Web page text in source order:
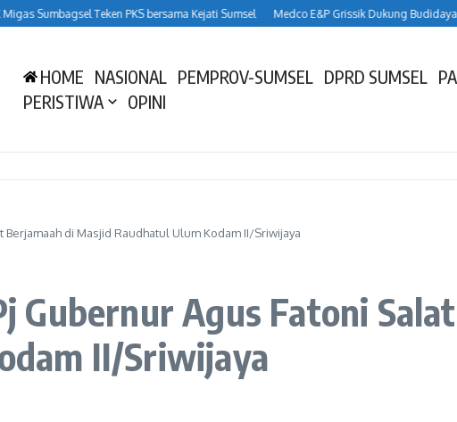
Sumbagsel Teken PKS bersama Kejati Sumsel Medco E&P Grissik Dukung Budidaya
HOME NASIONAL PEMPROV-SUMSEL DPRD SUMSEL
PERISTIWA
OPINI
di Masjid Raudhatul Ulum Kodam II/Sriwijaya
Gubernur Agus Fatoni
II/Sriwijaya